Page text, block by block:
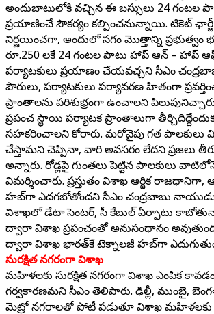
అందుబాటులోకి వచ్చిన ఈ బస్సులు 24 గంటల
ప్రయాణించే సౌకర్యం కల్పించనున్నాయి. టికెట్
నిర్ణయించగా, అందులో సగం మొత్తాన్ని ప్రభుత్వం
రూ.250 లకే 24 గంటల పాటు హాప్ ఆన్ – హాప్
పర్యాటకులు ప్రయాణం చేయవచ్చని సీఎం
పౌరులు, పర్యాటకులు పర్యావరణ హితంగా
ప్రాంతాలను పరిశుభ్రంగా ఉంచాలని
ప్రపంచ స్థాయి పర్యాటక ప్రాంతాలుగా
సహకరించాలని కోరారు. మరోవైపు గత పాలకులు
చేస్తామని చెప్పినా, వారి అవసరం లేదని ప్రజలు
అన్నారు. రోడ్లపై గుంతలు పెట్టిన పాలకులు
విమర్శించారు. ప్రస్తుతం విశాఖ ఆర్థిక
హబ్‌గా ఎదగబోతోందని సీఎం చంద్రబాబు నాయుడు
విశాఖలో డేటా సెంటర్, సీ కేబుల్ ఏర్పాటు
ద్వారా విశాఖ ప్రపంచంతో అనుసంధానం
ద్వారా విశాఖ భారత్‌కే టెక్నాలజీ హబ్‌గా
సురక్షిత నగరంగా విశాఖ
మహిళలకు సురక్షిత నగరంగా విశాఖ ఎంపిక కావడం
గర్వకారణమని సీఎం తెలిపారు. ఢిల్లీ, ముంబై,
మెట్రో నగరాలతో పోటీ పడుతూ విశాఖ మహిళలకు